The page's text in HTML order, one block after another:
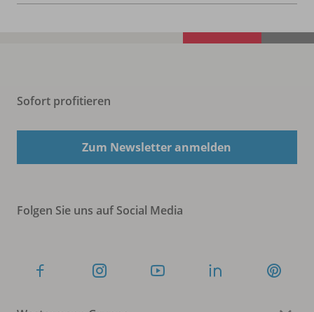
Sofort profitieren
Zum Newsletter anmelden
Folgen Sie uns auf Social Media